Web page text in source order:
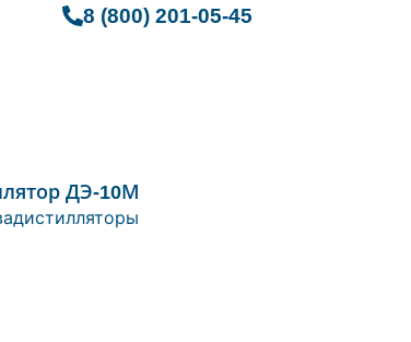
8 (800) 201-05-45
ДЭ-10М